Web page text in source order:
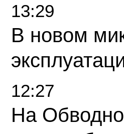
13:29
В новом
12:27
На